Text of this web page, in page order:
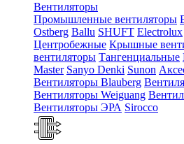
Вентиляторы
Промышленные вентиляторы
Ostberg Ballu SHUFT Electrolux
Центробежные Крышные
вентиляторы Тангенциальные
Master Sanyo Denki Sunon
Вентиляторы Blauberg
Вентиляторы Weiguang
Вентиляторы ЭРА Sirocco